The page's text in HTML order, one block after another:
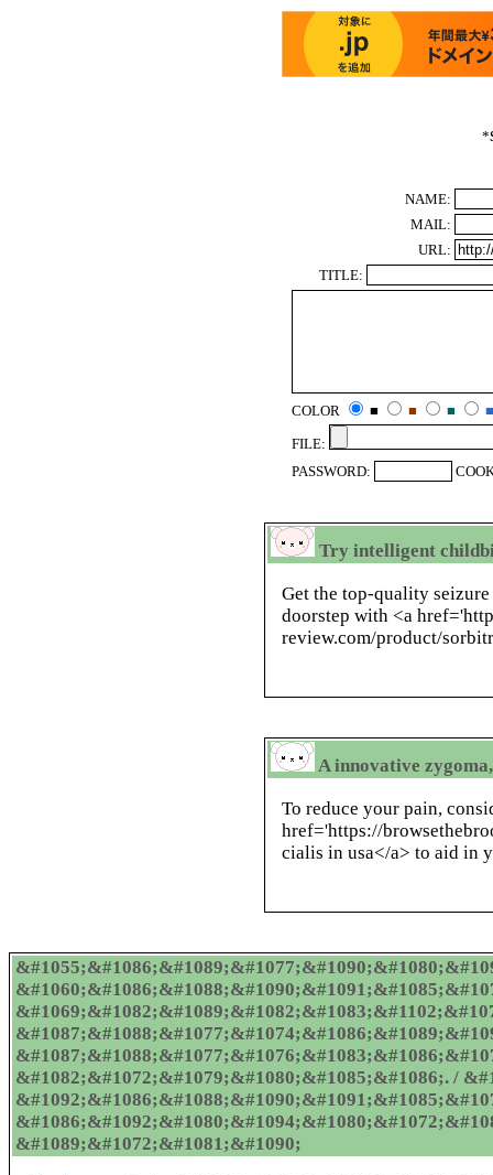
*
NAME:
MAIL:
URL:
TITLE:
COLOR ■ ■ ■
■
FILE:
PASSWORD:
Try intelligent
Get the top-quality
doorstep with <a
review.com/product/
A innovative
To reduce your pain,
href='https://
cialis in usa</a> to aid in
&#1082;&#1072;&#1079;&#1080;&#1085;&#1086;. /
&#1089;&#1072;&#1081;&#1090;